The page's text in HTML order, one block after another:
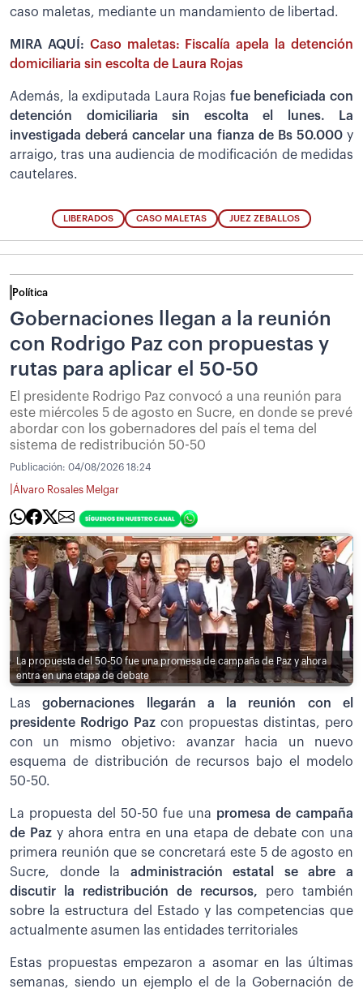
caso maletas, mediante un mandamiento de libertad.
MIRA AQUÍ: Caso maletas: Fiscalía apela la detención
domiciliaria sin escolta de Laura Rojas
Además, la exdiputada Laura Rojas fue beneficiada con
detención domiciliaria sin escolta el lunes. La
investigada deberá cancelar una fianza de Bs 50.000 y
arraigo, tras una audiencia de modificación de medidas
cautelares.
LIBERADOS CASO MALETAS JUEZ ZEBALLOS
Política
Gobernaciones llegan a la reunión
con Rodrigo Paz con propuestas y
rutas para aplicar el 50-50
El presidente Rodrigo Paz convocó a una reunión para
este miércoles 5 de agosto en Sucre, en donde se prevé
abordar con los gobernadores del país el tema del
sistema de redistribución 50-50
Publicación: 04/08/2026 18:24
Álvaro Rosales Melgar
La propuesta del 50-50 fue una promesa de campaña de Paz y ahora
entra en una etapa de debate
Lasgobernaciones llegarán a la reunión con el
presidente Rodrigo Paz con propuestas distintas, pero
con un mismo objetivo: avanzar hacia un nuevo
esquema de distribución de recursos bajo el modelo
50-50.
La propuesta del 50-50 fue una promesa de campaña
de Paz y ahora entra en una etapa de debate con una
primera reunión que se concretará este 5 de agosto en
Sucre, donde la administración estatal se abre a
discutir la redistribución de recursos, pero también
sobre la estructura del Estado y las competencias que
actualmente asumen las entidades territoriales
Estas propuestas empezaron a asomar en las últimas
semanas, siendo un ejemplo el de la Gobernación de